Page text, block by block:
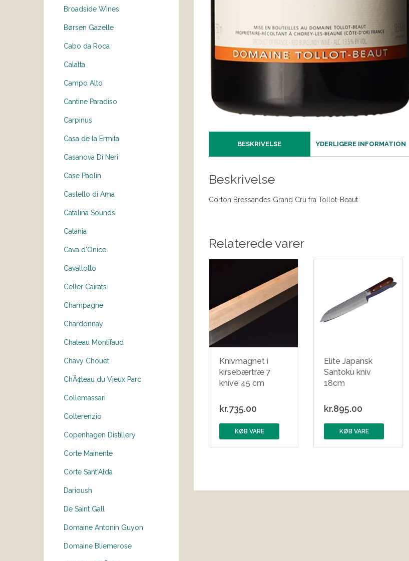
Broadside Wines
Børsen Gazelle
Cabo da Roca
Calalta
Campo Alto
Cantine Paradiso
Carpinus
Casa de la Ermita
Casanova Di Neri
Case Paolin
Castello di Ama
Catalina Sounds
Catania
Cava d'Onice
Cavallotto
Celler Cairats
Champagne
Chardonnay
Chateau Montifaud
Chavy Chouet
ChÃ¢teau du Vieux Parc
Collemassari
Colterenzio
Copenhagen Distillery
Corte Mainente
Corte Sant'Alda
Darioush
De Saint Gall
Domaine Antonin Guyon
Domaine Bliemerose
BESKRIVELSE YDERLIGERE INFORMATION
Beskrivelse
Corton Bressandes Grand Cru fra Tollot-Beaut
Relaterede varer
Knivmagnet i
kirsebærtræ 7
knive 45 cm
kr.735.00
KØB VARE
Elite Japansk
Santoku kniv
18cm
kr.895.00
KØB VARE